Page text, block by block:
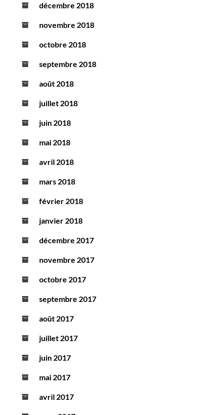
décembre 2018
novembre 2018
octobre 2018
septembre 2018
août 2018
juillet 2018
juin 2018
mai 2018
avril 2018
mars 2018
février 2018
janvier 2018
décembre 2017
novembre 2017
octobre 2017
septembre 2017
août 2017
juillet 2017
juin 2017
mai 2017
avril 2017